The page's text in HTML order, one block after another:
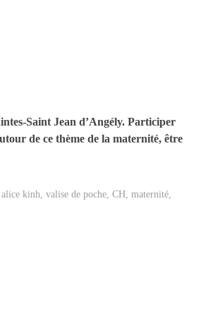
Saint Jean d’Angély. Participer
de ce thème de la maternité, être
alice kinh, valise de poche, CH, maternité,